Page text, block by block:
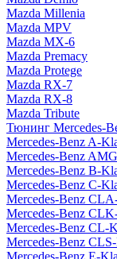
Mazda Millenia
Mazda MPV
Mazda MX-6
Mazda Premacy
Mazda Protege
Mazda RX-7
Mazda RX-8
Mazda Tribute
Тюнинг Mercedes-
Mercedes-Benz A-
Mercedes-Benz
Mercedes-Benz B-
Mercedes-Benz C-
Mercedes-Benz
Mercedes-Benz
Mercedes-Benz CL-
Mercedes-Benz
Mercedes-Benz E-